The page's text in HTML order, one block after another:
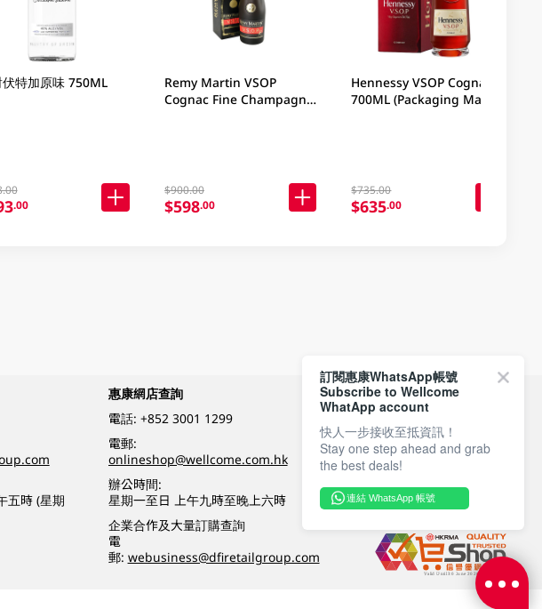
特加原味 750ML
.00
Remy Martin VSOP
Cognac Fine Champagne
$900.00
$598.00
Hennessy VSOP Cognac
700ML (Packaging May
$735.00
$635.00
五時 (星期
惠康網店查詢
電話: +852 3001 1299
電郵:
onlineshop@wellcome.com.hk
辦公時間:
星期一至日 上午九時至晚上六時
企業合作及大量訂購查詢
電
郵: webusiness@dfiretailgroup.com
付款方式
關注我們
訂閱惠康WhatsApp帳號
Subscribe to Wellcome
WhatApp account
快人一步接收至抵資訊！
Stay one step ahead and grab
the best deals!
連結 WhatsApp 帳號